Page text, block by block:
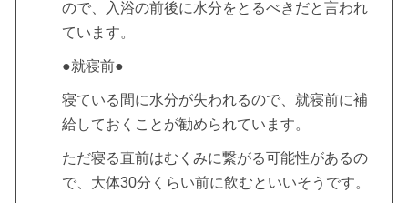
ので、入浴の前後に水分をとるべきだと言われ
ています。
●就寝前●
寝ている間に水分が失われるので、就寝前に補
給しておくことが勧められています。
ただ寝る直前はむくみに繋がる可能性があるの
で、大体30分くらい前に飲むといいそうです。